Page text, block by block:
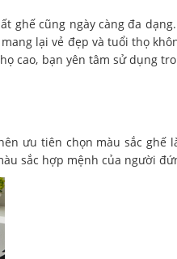
ghế cũng ngày càng đa
lại vẻ đẹp và tuổi thọ
cao, bạn yên tâm sử dụng
ưu tiên chọn màu sắc ghế
sắc hợp mệnh của người